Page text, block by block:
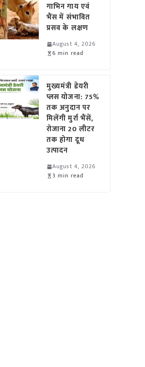
गाभिन गाय एवं
भैंस में संभावित
प्रसव के लक्षण
August 4, 2026
6 min read
मुख्यमंत्री डेयरी
प्लस योजना: 75%
तक अनुदान पर
मिलेंगी मुर्रा भैंसें,
रोजाना 20 लीटर
तक होगा दूध
उत्पादन
August 4, 2026
3 min read